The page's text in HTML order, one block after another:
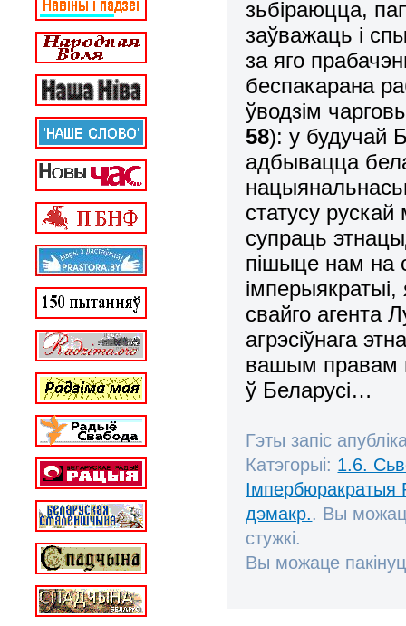
зьбіраюцца,
заўважаць і
за яго
беспакарана
ўводзім
58): у будучай
адбывацца
статусу
супраць
пішыце нам на
свайго агента
агрэсіўнага
вашым правам
ў Беларусі…
Гэты запіс
Катэгорыі: 1.6.
Імпербюракратыя
дэмакр.. Вы
стужкі.
Вы можаце